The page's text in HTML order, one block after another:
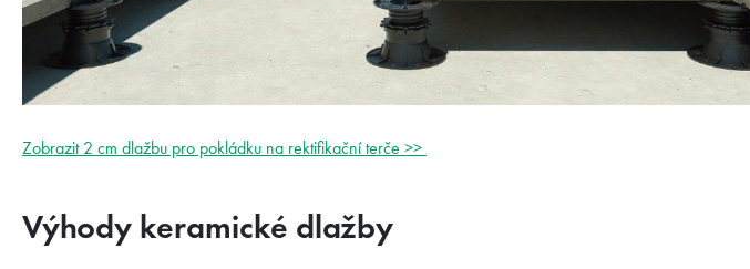
Zobrazit 2 cm dlažbu pro pokládku na rektifikační terče >>
Výhody keramické dlažby